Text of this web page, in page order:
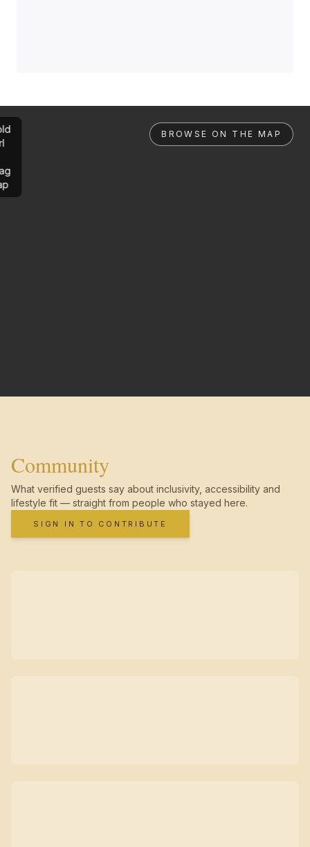
BROWSE ON THE MAP
Community
What verified guests say about inclusivity, accessibility and
lifestyle fit — straight from people who stayed here.
SIGN IN TO CONTRIBUTE